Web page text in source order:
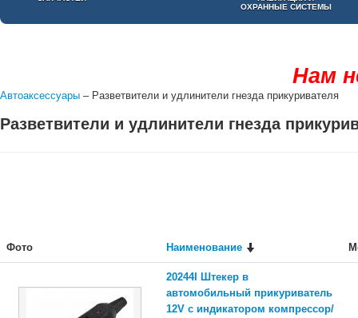
ОХРАННЫЕ СИСТЕМЫ
Нам
Автоаксессуары – Разветвители и удлинители гнезда прикуривателя
Разветвители и удлинители гнезда
Фото Наименование
20244I Штекер в
автомобильный прикуриватель
12V с индикатором компрессор/